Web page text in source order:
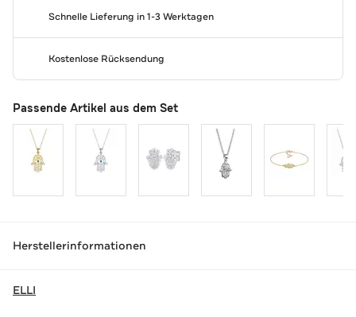
Schnelle Lieferung in 1-3 Werktagen
Kostenlose Rücksendung
Passende Artikel aus dem Set
Herstellerinformationen
ELLI